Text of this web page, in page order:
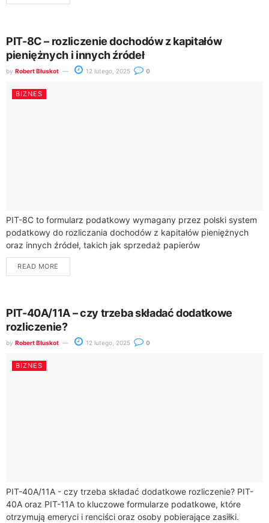
PIT-8C – rozliczenie dochodów z kapitałów
pieniężnych i innych źródeł
by Robert Błuskot 12 lutego, 2025 0
BIZNES
PIT-8C to formularz podatkowy wymagany przez polski system
podatkowy do rozliczania dochodów z kapitałów pieniężnych
oraz innych źródeł, takich jak sprzedaż papierów
wartościowych, instrumentów pochodnych lub
dywidend.Formularz ten jest dostarczany...
READ MORE
PIT-40A/11A – czy trzeba składać dodatkowe
rozliczenie?
by Robert Błuskot 12 lutego, 2025 0
BIZNES
PIT-40A/11A - czy trzeba składać dodatkowe rozliczenie? PIT-
40A oraz PIT-11A to kluczowe formularze podatkowe, które
otrzymują emeryci i renciści oraz osoby pobierające zasiłki.